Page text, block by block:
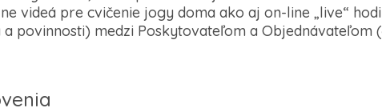
videá pre cvičenie jogy doma ako aj on-line „live“
povinnosti) medzi Poskytovateľom a Objednávateľom